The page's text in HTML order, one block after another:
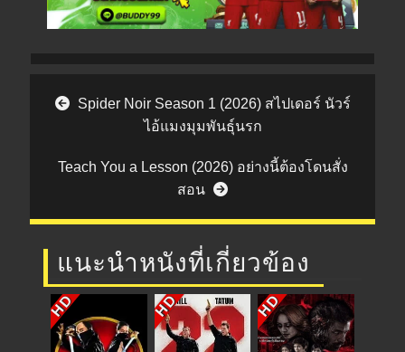
Post navigation
Spider Noir Season 1 (2026) สไปเดอร์ นัวร์
ไอ้แมงมุมพันธุ์นรก
Teach You a Lesson (2026) อย่างนี้ต้องโดนสั่ง
สอน
แนะนำหนังที่เกี่ยวข้อง
HD HD HD